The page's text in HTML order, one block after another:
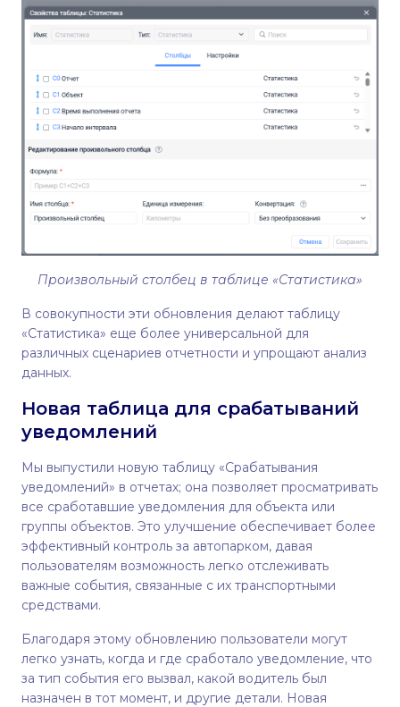
Произвольный столбец в таблице «Статистика»
В совокупности эти обновления делают таблицу
«Статистика» еще более универсальной для
различных сценариев отчетности и упрощают анализ
данных.
Новая таблица для срабатываний
уведомлений
Мы выпустили новую таблицу «Срабатывания
уведомлений» в отчетах; она позволяет просматривать
все сработавшие уведомления для объекта или
группы объектов. Это улучшение обеспечивает более
эффективный контроль за автопарком, давая
пользователям возможность легко отслеживать
важные события, связанные с их транспортными
средствами.
Благодаря этому обновлению пользователи могут
легко узнать, когда и где сработало уведомление, что
за тип события его вызвал, какой водитель был
назначен в тот момент, и другие детали. Новая